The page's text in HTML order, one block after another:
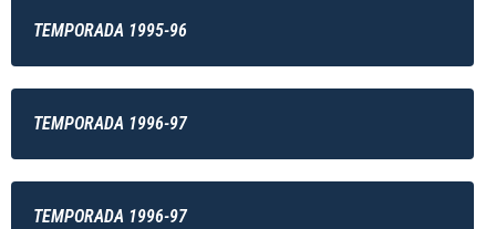
TEMPORADA 1995-96
TEMPORADA 1996-97
TEMPORADA 1996-97